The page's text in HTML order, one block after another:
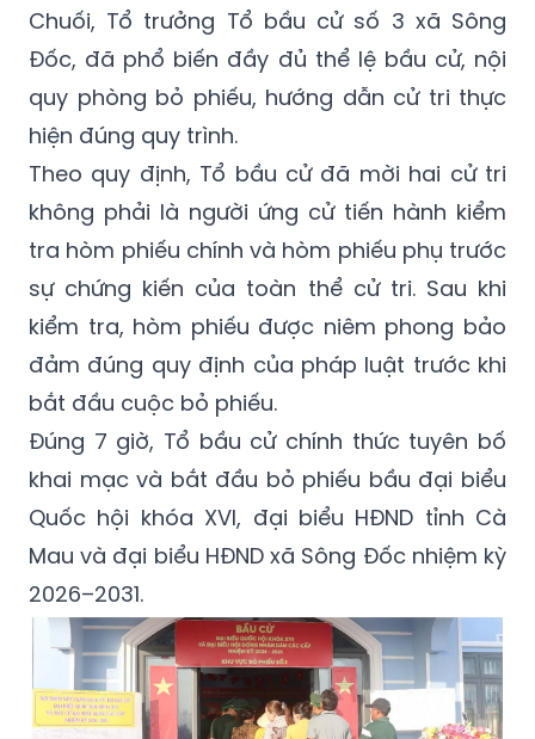
Chuối, Tổ trưởng Tổ bầu cử số 3 xã Sông
Đốc, đã phổ biến đầy đủ thể lệ bầu cử, nội
quy phòng bỏ phiếu, hướng dẫn cử tri thực
hiện đúng quy trình.
Theo quy định, Tổ bầu cử đã mời hai cử tri
không phải là người ứng cử tiến hành kiểm
tra hòm phiếu chính và hòm phiếu phụ trước
sự chứng kiến của toàn thể cử tri. Sau khi
kiểm tra, hòm phiếu được niêm phong bảo
đảm đúng quy định của pháp luật trước khi
bắt đầu cuộc bỏ phiếu.
Đúng 7 giờ, Tổ bầu cử chính thức tuyên bố
khai mạc và bắt đầu bỏ phiếu bầu đại biểu
Quốc hội khóa XVI, đại biểu HĐND tỉnh Cà
Mau và đại biểu HĐND xã Sông Đốc nhiệm kỳ
2026–2031.